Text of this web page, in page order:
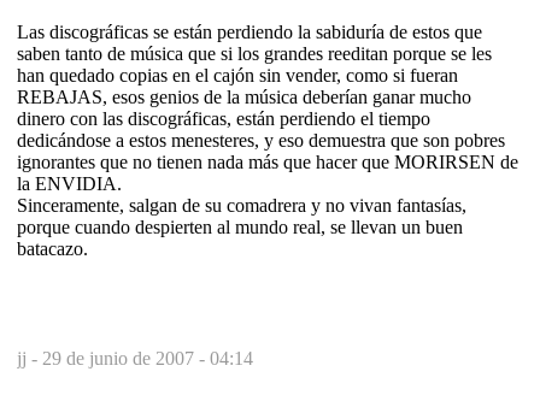
Las discográficas se están perdiendo la sabiduría de estos que
saben tanto de música que si los grandes reeditan porque se les
han quedado copias en el cajón sin vender, como si fueran
REBAJAS, esos genios de la música deberían ganar mucho
dinero con las discográficas, están perdiendo el tiempo
dedicándose a estos menesteres, y eso demuestra que son pobres
ignorantes que no tienen nada más que hacer que MORIRSEN de
la ENVIDIA.
Sinceramente, salgan de su comadrera y no vivan fantasías,
porque cuando despierten al mundo real, se llevan un buen
batacazo.
jj - 29 de junio de 2007 - 04:14